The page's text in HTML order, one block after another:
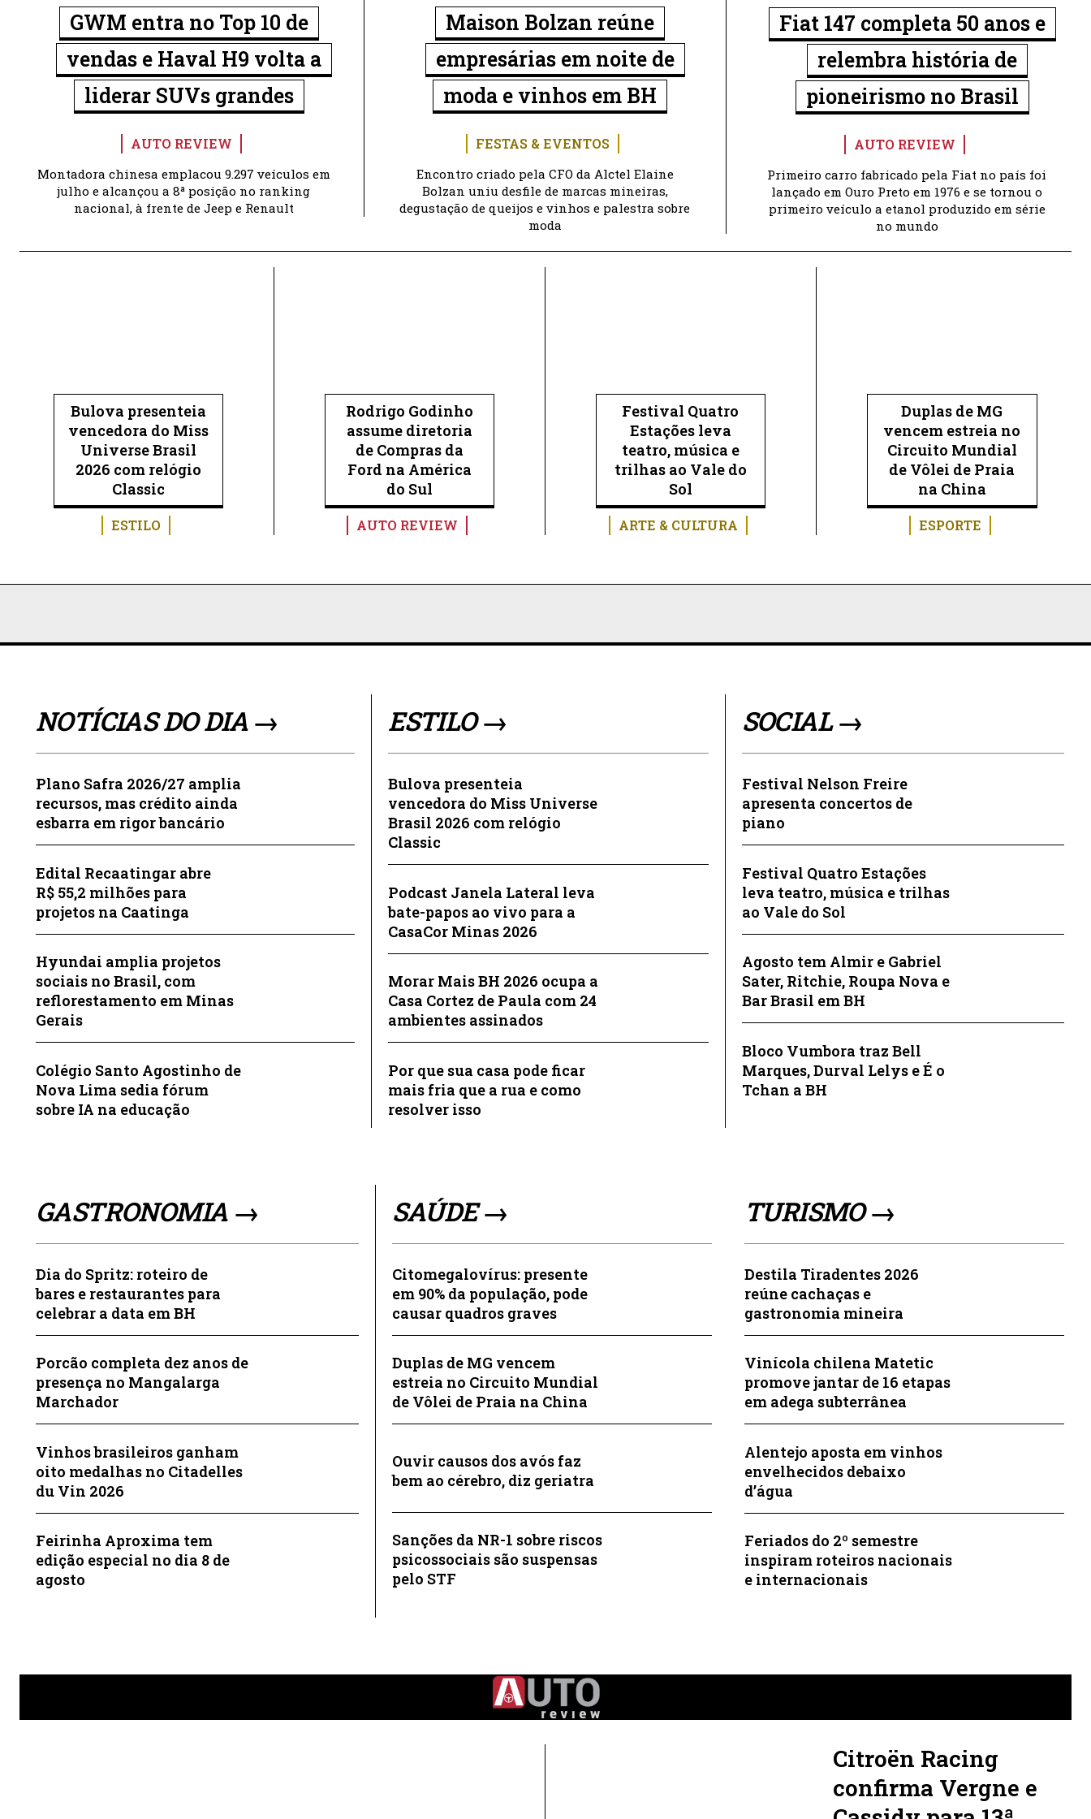
GWM entra no Top 10 de
vendas e Haval H9 volta a
liderar SUVs grandes
AUTO REVIEW
Montadora chinesa emplacou 9.297 veículos em
julho e alcançou a 8ª posição no ranking
nacional, à frente de Jeep e Renault
Maison Bolzan reúne
empresárias em noite de
moda e vinhos em BH
FESTAS & EVENTOS
Encontro criado pela CFO da Alctel Elaine
Bolzan uniu desfile de marcas mineiras,
degustação de queijos e vinhos e palestra sobre
moda
Fiat 147 completa 50 anos e
relembra história de
pioneirismo no Brasil
AUTO REVIEW
Primeiro carro fabricado pela Fiat no país foi
lançado em Ouro Preto em 1976 e se tornou o
primeiro veículo a etanol produzido em série
no mundo
Bulova presenteia
vencedora do Miss
Universe Brasil
2026 com relógio
Classic
ESTILO
Rodrigo Godinho
assume diretoria
de Compras da
Ford na América
do Sul
AUTO REVIEW
Festival Quatro
Estações leva
teatro, música e
trilhas ao Vale do
Sol
ARTE & CULTURA
Duplas de MG
vencem estreia no
Circuito Mundial
de Vôlei de Praia
na China
ESPORTE
NOTÍCIAS DO DIA →
Plano Safra 2026/27 amplia
recursos, mas crédito ainda
esbarra em rigor bancário
Edital Recaatingar abre
R$ 55,2 milhões para
projetos na Caatinga
Hyundai amplia projetos
sociais no Brasil, com
reflorestamento em Minas
Gerais
Colégio Santo Agostinho de
Nova Lima sedia fórum
sobre IA na educação
ESTILO →
Bulova presenteia
vencedora do Miss Universe
Brasil 2026 com relógio
Classic
Podcast Janela Lateral leva
bate-papos ao vivo para a
CasaCor Minas 2026
Morar Mais BH 2026 ocupa a
Casa Cortez de Paula com 24
ambientes assinados
Por que sua casa pode ficar
mais fria que a rua e como
resolver isso
SOCIAL →
Festival Nelson Freire
apresenta concertos de
piano
Festival Quatro Estações
leva teatro, música e trilhas
ao Vale do Sol
Agosto tem Almir e Gabriel
Sater, Ritchie, Roupa Nova e
Bar Brasil em BH
Bloco Vumbora traz Bell
Marques, Durval Lelys e É o
Tchan a BH
GASTRONOMIA →
Dia do Spritz: roteiro de
bares e restaurantes para
celebrar a data em BH
Porcão completa dez anos de
presença no Mangalarga
Marchador
Vinhos brasileiros ganham
oito medalhas no Citadelles
du Vin 2026
Feirinha Aproxima tem
edição especial no dia 8 de
agosto
SAÚDE →
Citomegalovírus: presente
em 90% da população, pode
causar quadros graves
Duplas de MG vencem
estreia no Circuito Mundial
de Vôlei de Praia na China
Ouvir causos dos avós faz
bem ao cérebro, diz geriatra
Sanções da NR-1 sobre riscos
psicossociais são suspensas
pelo STF
TURISMO →
Destila Tiradentes 2026
reúne cachaças e
gastronomia mineira
Vinícola chilena Matetic
promove jantar de 16 etapas
em adega subterrânea
Alentejo aposta em vinhos
envelhecidos debaixo
d’água
Feriados do 2º semestre
inspiram roteiros nacionais
e internacionais
Citroën Racing
confirma Vergne e